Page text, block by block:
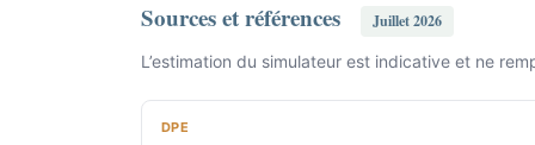
Sources et références
Juillet 2026
L’estimation du simulateur est indicative et ne
DPE